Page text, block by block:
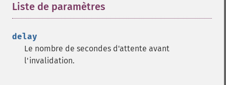
Liste de paramètres
delay
Le nombre de secondes d'attente avant
l'invalidation.